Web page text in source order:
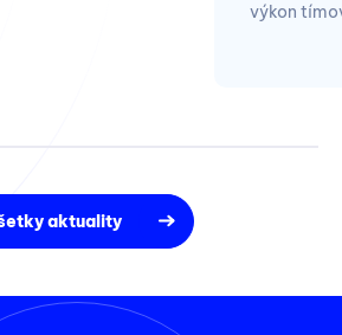
výkon
aktuality